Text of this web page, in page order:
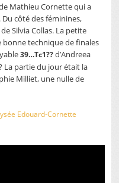
Mathieu Cornette qui a
côté des féminines,
Silvia Collas. La petite
bonne technique de finales
39…Tc1??d’Andreea
La partie du jour était la
Milliet, une nulle de
Edouard-Cornette